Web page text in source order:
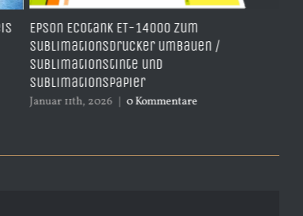
ET-14000 zum
umbauen /
und
0 Kommentare
Wie messen
durch